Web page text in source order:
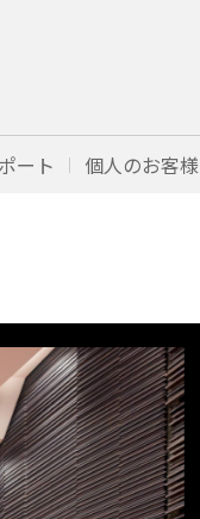
ート 個人のお客様